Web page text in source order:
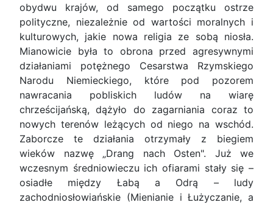
obydwu krajów, od samego początku ostrze
polityczne, niezależnie od wartości moralnych i
kulturowych, jakie nowa religia ze sobą niosła.
Mianowicie była to obrona przed agresywnymi
działaniami potężnego Cesarstwa Rzymskiego
Narodu Niemieckiego, które pod pozorem
nawracania pobliskich ludów na wiarę
chrześcijańską, dążyło do zagarniania coraz to
nowych terenów leżących od niego na wschód.
Zaborcze te działania otrzymały z biegiem
wieków nazwę „Drang nach Osten". Już we
wczesnym średniowieczu ich ofiarami stały się –
osiadłe między Łabą a Odrą – ludy
zachodniosłowiańskie (Mienianie i Łużyczanie, a